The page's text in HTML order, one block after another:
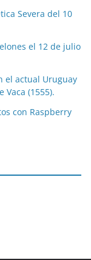
Severa del 10
el 12 de julio
el actual Uruguay
Vaca (1555).
con Raspberry